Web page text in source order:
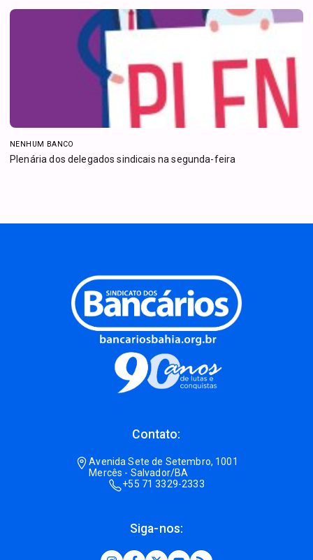
NENHUM BANCO
Plenária dos delegados sindicais na segunda-feira
Contato:
Avenida Sete de Setembro, 1001
Mercês - Salvador/BA
+55 71 3329-2333
Siga-nos: